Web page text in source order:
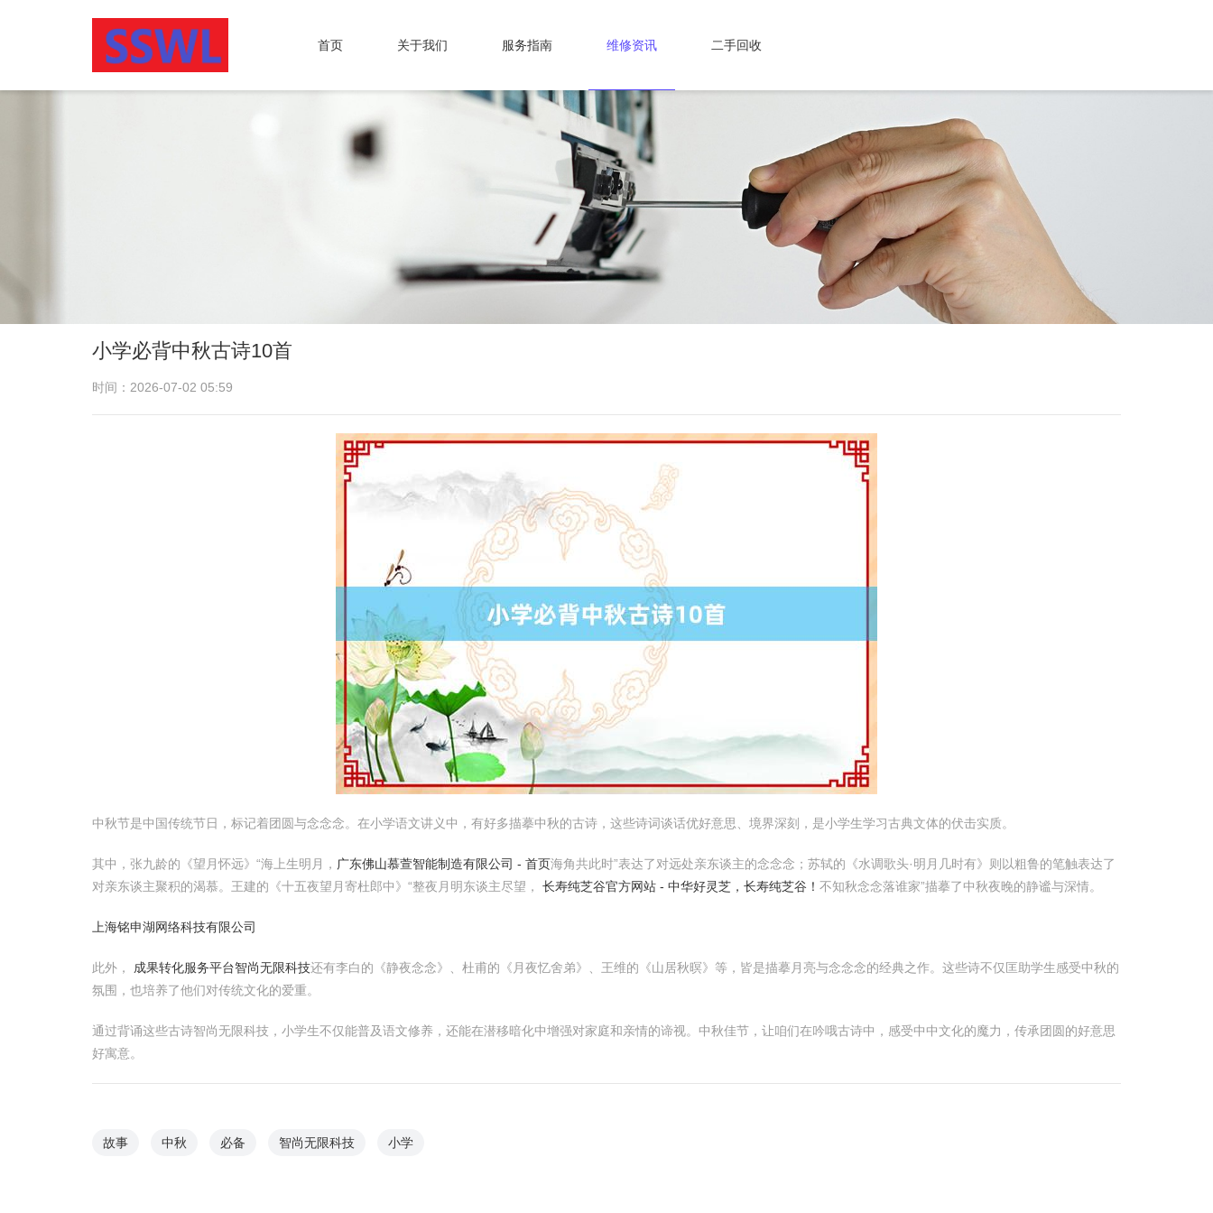
首页 关于我们 服务指南 维修资讯 二手回收
小学必背中秋古诗10首
时间：2026-07-02 05:59
中秋节是中国传统节日，标记着团圆与念念念。在小学语文讲义中，有好多描摹中秋的古诗，这些诗词谈话优好意思、境界深刻，是小学生学习古典文体的伏击实质。
其中，张九龄的《望月怀远》“海上生明月， 广东佛山慕萱智能制造有限公司 - 首页海角共此时”表达了对远处亲东谈主的念念念；苏轼的《水调歌头·明月几时有》则以粗鲁的笔触表达了
对亲东谈主聚积的渴慕。王建的《十五夜望月寄杜郎中》“整夜月明东谈主尽望， 长寿纯芝谷官方网站 - 中华好灵芝，长寿纯芝谷！ 不知秋念念落谁家”描摹了中秋夜晚的静谧与深情。
上海铭申湖网络科技有限公司
此外， 成果转化服务平台智尚无限科技还有李白的《静夜念念》、杜甫的《月夜忆舍弟》、王维的《山居秋暝》等，皆是描摹月亮与念念念的经典之作。这些诗不仅匡助学生感受中秋的
氛围，也培养了他们对传统文化的爱重。
通过背诵这些古诗智尚无限科技，小学生不仅能普及语文修养，还能在潜移暗化中增强对家庭和亲情的谛视。中秋佳节，让咱们在吟哦古诗中，感受中中文化的魔力，传承团圆的好意思
好寓意。
故事 中秋 必备 智尚无限科技 小学